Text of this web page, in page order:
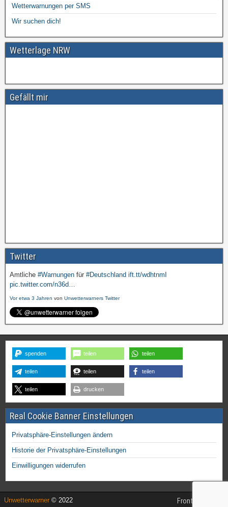
Wetterwarnungen per SMS
Wir suchen dich!
Wetterlage NRW
Gefällt mir
Twitter
Amtliche #Warnungen für #Deutschland ift.tt/wdhtnmI
pic.twitter.com/n36d…
Vor etwa 3 Jahren von Unwetterwarners Twitter
spenden teilen teilen
teilen teilen teilen
teilen drucken
Real Cookie Banner Einstellungen
Privatsphäre-Einstellungen ändern
Historie der Privatsphäre-Einstellungen
Einwilligungen widerrufen
Unwetterwarner © 2022 Frontier Theme